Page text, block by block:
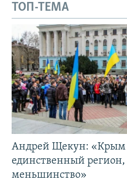
ТОП-ТЕМА
Андрей Щекун: «Крым
единственный
меньшинство»